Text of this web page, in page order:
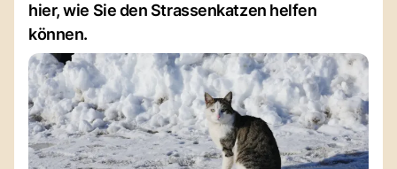
hier, wie Sie den Strassenkatzen helfen
können.